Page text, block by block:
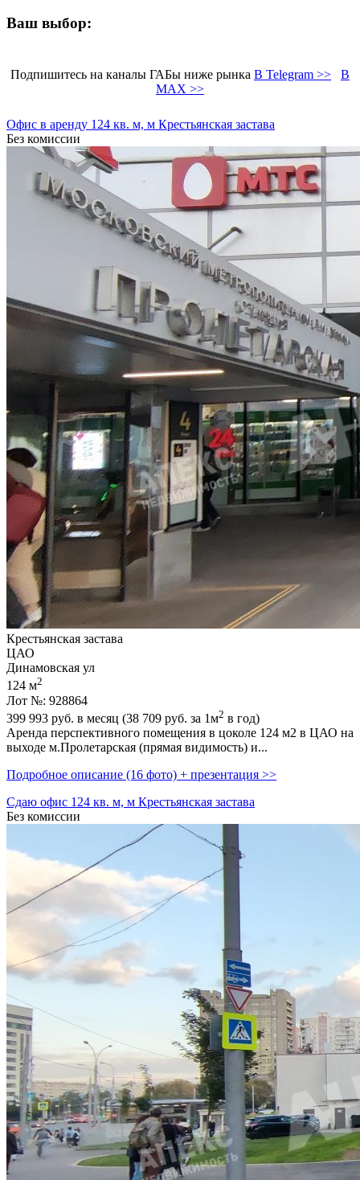
Ваш выбор:
Подпишитесь на каналы ГАБы ниже рынка В Telegram >>
В
MAX >>
Офис в аренду 124 кв. м, м Крестьянская застава
Без комиссии
Крестьянская застава
ЦАО
Динамовская ул
124 м2
Лот №: 928864
399 993 руб. в месяц (38 709 руб. за 1м2 в год)
Аренда перспективного помещения в цоколе 124 м2 в ЦАО на
выходе м.Пролетарская (прямая видимость) и...
Подробное описание (16 фото) + презентация >>
Сдаю офис 124 кв. м, м Крестьянская застава
Без комиссии